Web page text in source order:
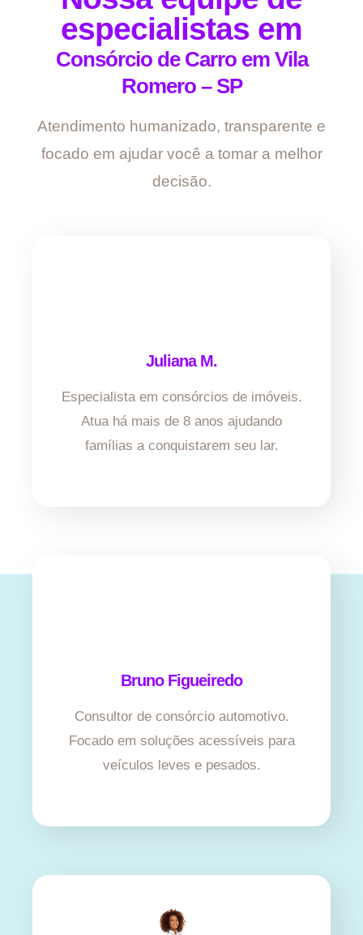
especialistas em
Consórcio de Carro em Vila
Romero – SP
Atendimento humanizado, transparente e
focado em ajudar você a tomar a melhor
decisão.
Juliana M.
Especialista em consórcios de imóveis.
Atua há mais de 8 anos ajudando
famílias a conquistarem seu lar.
Bruno Figueiredo
Consultor de consórcio automotivo.
Focado em soluções acessíveis para
veículos leves e pesados.